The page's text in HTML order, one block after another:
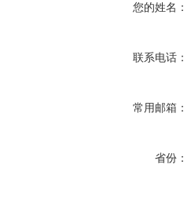
您的姓名：
联系电话：
常用邮箱：
省份：